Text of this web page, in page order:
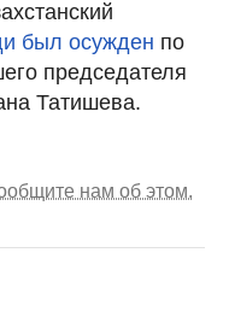
был осужден по
председателя
Татишева.
нам об этом.